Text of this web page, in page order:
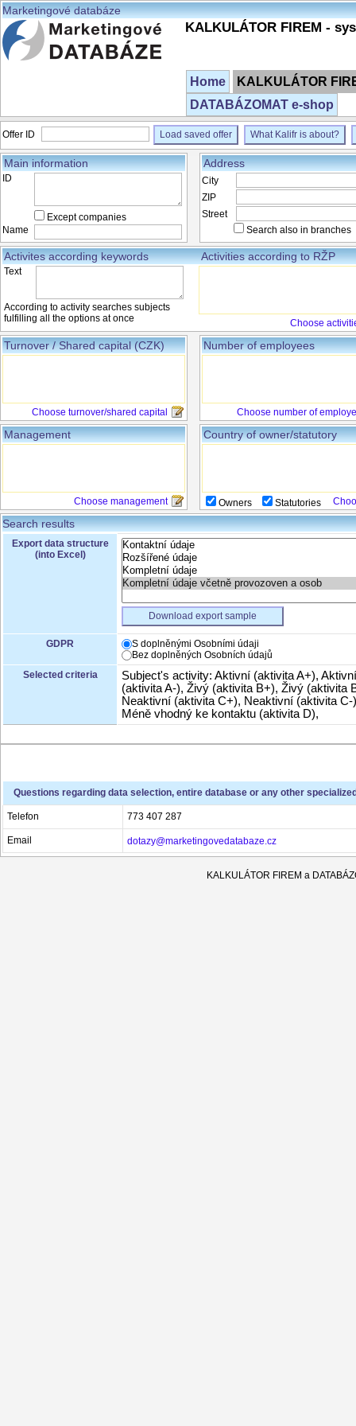
Marketingové databáze
KALKULÁTOR FIREM -
Home
KALKULÁTOR
DATABÁZOMAT e-shop
Offer ID Load saved offer What Kalifr is about?
Main information
ID
Except companies
Name
Address
City
ZIP
Street
Search also in branches
Activites according keywords Activities according to RŽP
Text
According to activity searches subjects
fulfilling all the options at once
Choose
Turnover / Shared capital (CZK)
Choose turnover/shared capital
Number of employees
Choose number of
Management
Choose management
Country of owner/statutory
Owners Statutories
Search results
Export data structure
(into Excel)
Download export sample
GDPR
S doplněnými Osobními údaji
Bez doplněných Osobních údajů
Selected criteria
Subject's activity: Aktivní (aktivita A+), Aktivní
(aktivita A-), Živý (aktivita B+), Živý (aktivita
Neaktivní (aktivita C+), Neaktivní (aktivita C-
Méně vhodný ke kontaktu (aktivita D),
Questions regarding data selection, entire database or any other
Telefon 773 407 287
Email dotazy@marketingovedatabaze.cz
KALKULÁTOR FIREM a